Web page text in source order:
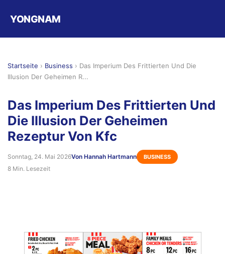
YONGNAM
Startseite › Business › Das Imperium Des Frittierten Und Die
Illusion Der Geheimen R...
Das Imperium Des Frittierten Und
Die Illusion Der Geheimen
Rezeptur Von Kfc
Sonntag, 24. Mai 2026Von Hannah Hartmann BUSINESS
8 Min. Lesezeit